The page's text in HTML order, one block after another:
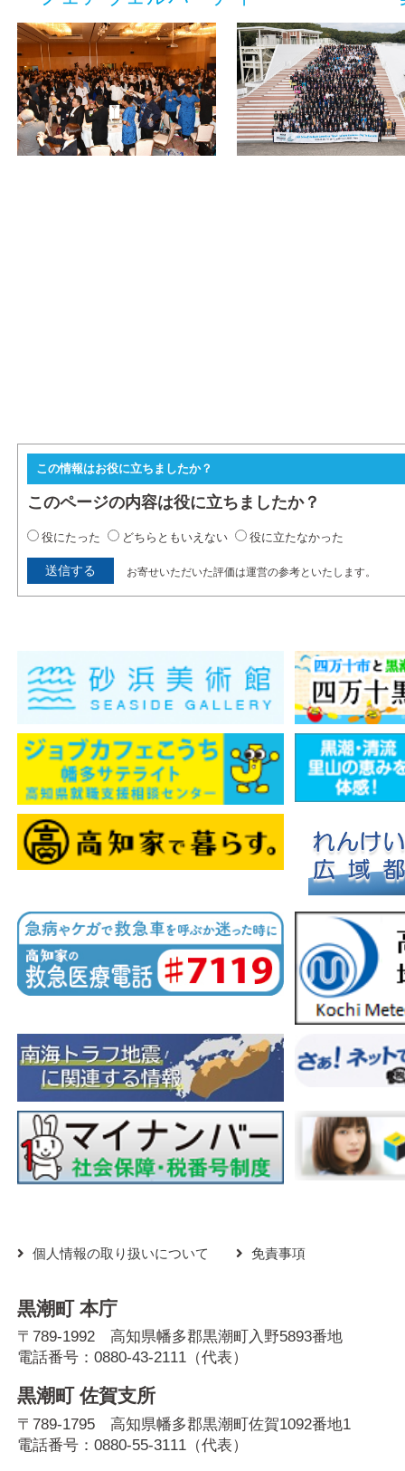
この情報はお役に立ちましたか？
このページの内容は役に立ちましたか？
役にたった どちらともいえない 役に立たなかった
お寄せいただいた評価は運営の参考といたします。
個人情報の取り扱いについて 免責事項
黒潮町 本庁
〒789-1992 高知県幡多郡黒潮町入野5893番地
電話番号：0880-43-2111 （代表）
黒潮町 佐賀支所
〒789-1795 高知県幡多郡黒潮町佐賀1092番地1
電話番号：0880-55-3111 （代表）